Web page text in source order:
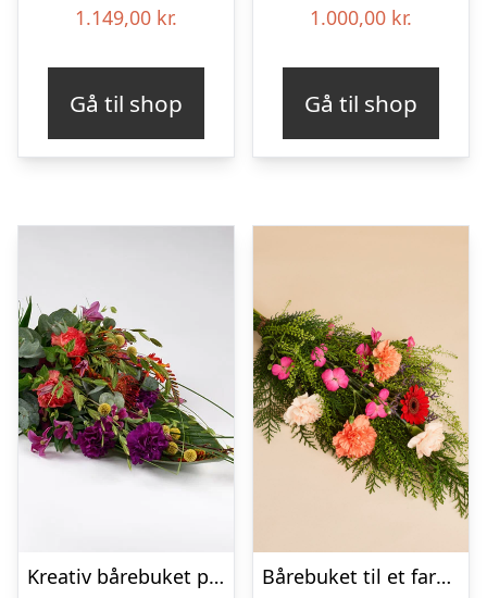
1.149,00 kr.
Gå til shop
1.000,00 kr.
Gå til shop
Kreativ bårebuket på stort blad – Blomster til begravelse
Bårebuket til et farverigt minde